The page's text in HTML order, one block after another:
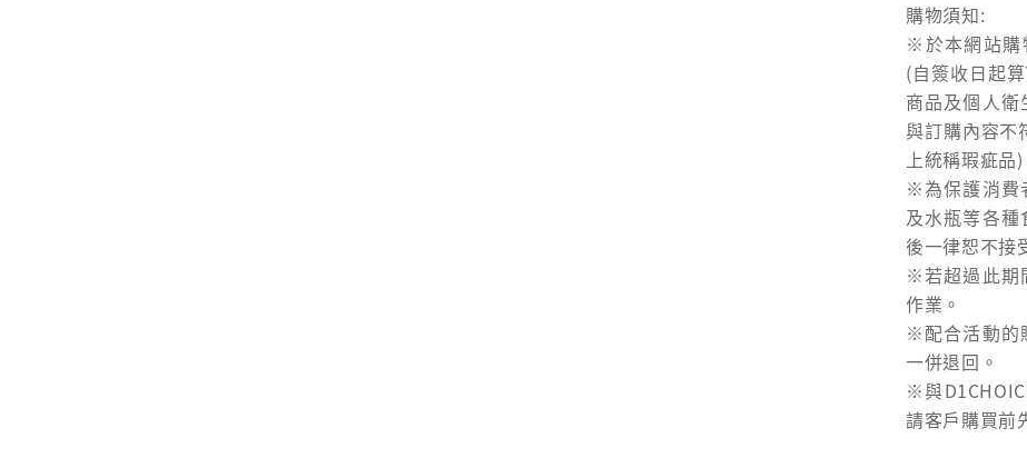
購物須知:
※於本網站購
(自簽收日起
商品及個人衛
與訂購內容不
上統稱瑕疵品
※為保護消費
及水瓶等各
後一律恕不接
※若超過此期
作業。
※配合活動的
一併退回。
※與
請客戶購買前